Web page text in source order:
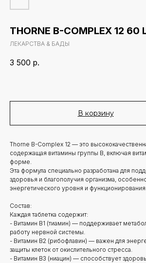
THORNE B-COMPLEX 12 60
ЛЕКАРСТВА & БАДЫ
3 500 р.
В корзину
Thorne B-Complex 12 — это
содержащая витамины группы B, включая
форме.
Эта формула специально разработана для
здоровья и благополучия организма,
энергетического уровня и
Состав:
Каждая таблетка содержит:
- Витамин B1 (тиамин) — поддерживает
работу нервной системы.
- Витамин B2 (рибофлавин) — важен для
защиты клеток от окислительного стресса.
- Витамин B3 (ниацин) — способствует